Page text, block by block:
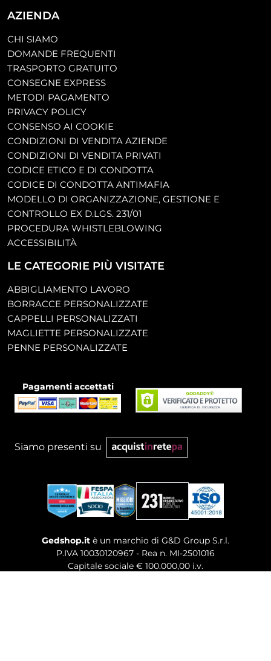
AZIENDA
CHI SIAMO
DOMANDE FREQUENTI
TRASPORTO GRATUITO
CONSEGNE EXPRESS
METODI PAGAMENTO
PRIVACY POLICY
CONSENSO AI COOKIE
CONDIZIONI DI VENDITA AZIENDE
CONDIZIONI DI VENDITA PRIVATI
CODICE ETICO E DI CONDOTTA
CODICE DI CONDOTTA ANTIMAFIA
MODELLO DI ORGANIZZAZIONE, GESTIONE E
CONTROLLO EX D.LGS. 231/01
PROCEDURA WHISTLEBLOWING
ACCESSIBILITÀ
LE CATEGORIE PIÙ VISITATE
ABBIGLIAMENTO LAVORO
BORRACCE PERSONALIZZATE
CAPPELLI PERSONALIZZATI
MAGLIETTE PERSONALIZZATE
PENNE PERSONALIZZATE
Pagamenti accettati
Siamo presenti su
Gedshop.it è un marchio di G&D Group S.r.l.
P.IVA 10030120967 - Rea n. MI-2501016
Capitale sociale € 100.000,00 i.v.